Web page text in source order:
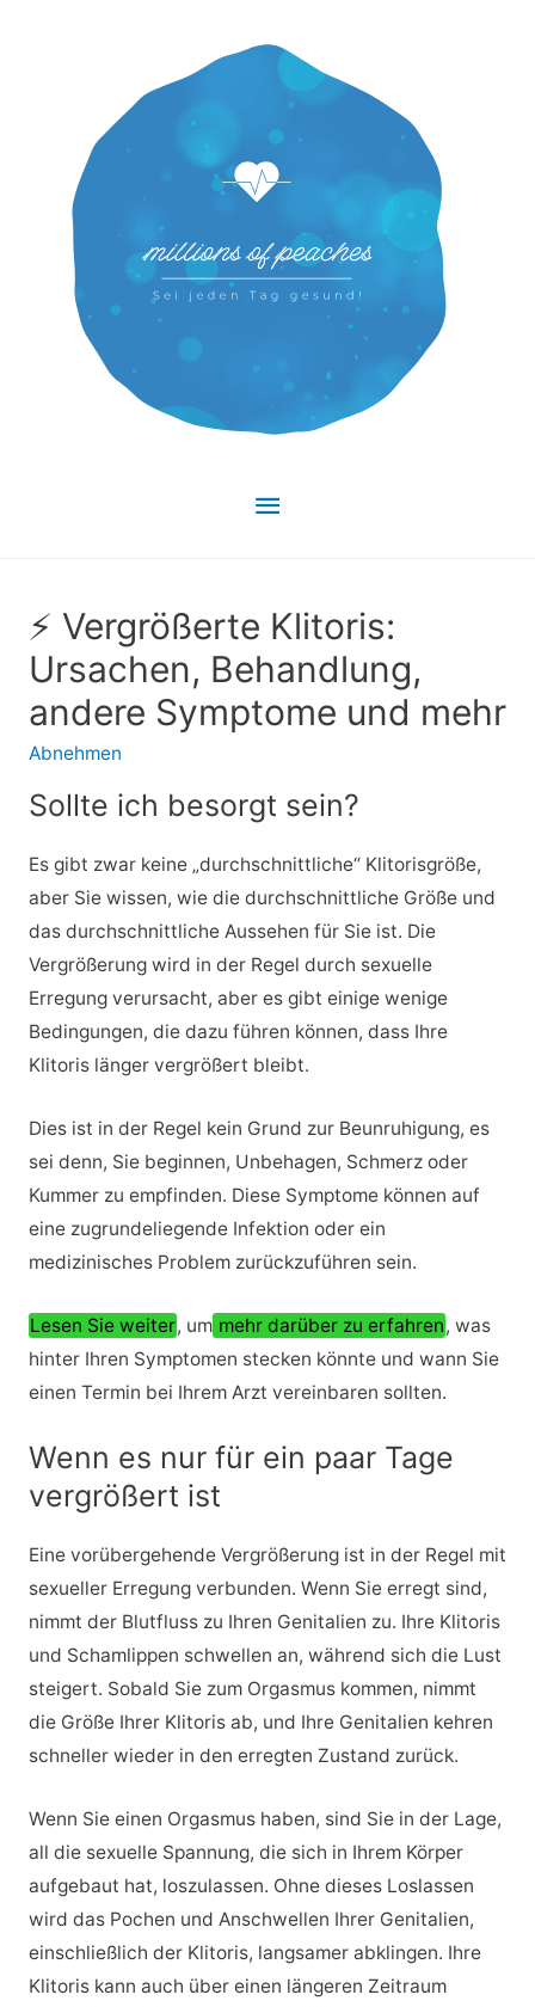
Hauptmenü
⚡ Vergrößerte Klitoris:
Ursachen, Behandlung,
andere Symptome und mehr
Abnehmen
Sollte ich besorgt sein?
Es gibt zwar keine „durchschnittliche“ Klitorisgröße,
aber Sie wissen, wie die durchschnittliche Größe und
das durchschnittliche Aussehen für Sie ist. Die
Vergrößerung wird in der Regel durch sexuelle
Erregung verursacht, aber es gibt einige wenige
Bedingungen, die dazu führen können, dass Ihre
Klitoris länger vergrößert bleibt.
Dies ist in der Regel kein Grund zur Beunruhigung, es
sei denn, Sie beginnen, Unbehagen, Schmerz oder
Kummer zu empfinden. Diese Symptome können auf
eine zugrundeliegende Infektion oder ein
medizinisches Problem zurückzuführen sein.
Lesen Sie weiter, um mehr darüber zu erfahren, was
hinter Ihren Symptomen stecken könnte und wann Sie
einen Termin bei Ihrem Arzt vereinbaren sollten.
Wenn es nur für ein paar Tage
vergrößert ist
Eine vorübergehende Vergrößerung ist in der Regel mit
sexueller Erregung verbunden. Wenn Sie erregt sind,
nimmt der Blutfluss zu Ihren Genitalien zu. Ihre Klitoris
und Schamlippen schwellen an, während sich die Lust
steigert. Sobald Sie zum Orgasmus kommen, nimmt
die Größe Ihrer Klitoris ab, und Ihre Genitalien kehren
schneller wieder in den erregten Zustand zurück.
Wenn Sie einen Orgasmus haben, sind Sie in der Lage,
all die sexuelle Spannung, die sich in Ihrem Körper
aufgebaut hat, loszulassen. Ohne dieses Loslassen
wird das Pochen und Anschwellen Ihrer Genitalien,
einschließlich der Klitoris, langsamer abklingen. Ihre
Klitoris kann auch über einen längeren Zeitraum